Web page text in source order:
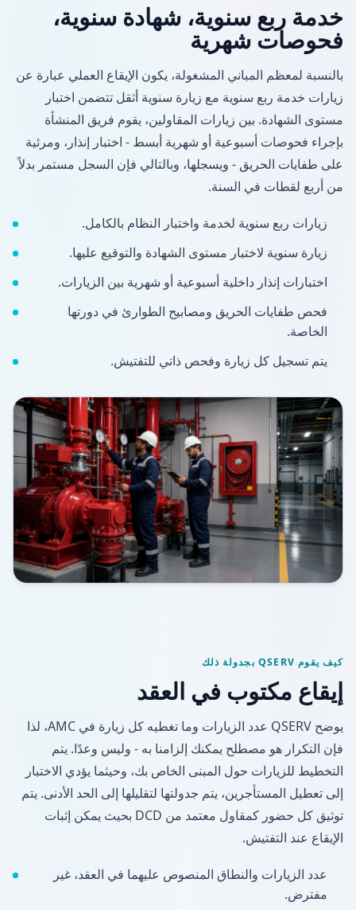
خدمة ربع سنوية، شهادة سنوية،
فحوصات شهرية
بالنسبة لمعظم المباني المشغولة، يكون الإيقاع العملي عبارة عن
زيارات خدمة ربع سنوية مع زيارة سنوية أثقل تتضمن اختبار
مستوى الشهادة. بين زيارات المقاولين، يقوم فريق المنشأة
بإجراء فحوصات أسبوعية أو شهرية أبسط - اختبار إنذار، ومرئية
على طفايات الحريق - ويسجلها، وبالتالي فإن السجل مستمر بدلاً
من أربع لقطات في السنة.
زيارات ربع سنوية لخدمة واختبار النظام بالكامل.
زيارة سنوية لاختبار مستوى الشهادة والتوقيع عليها.
اختبارات إنذار داخلية أسبوعية أو شهرية بين الزيارات.
فحص طفايات الحريق ومصابيح الطوارئ في دورتها
الخاصة.
يتم تسجيل كل زيارة وفحص ذاتي للتفتيش.
كيف يقوم QSERV بجدولة ذلك
إيقاع مكتوب في العقد
يوضح QSERV عدد الزيارات وما تغطيه كل زيارة في AMC، لذا
فإن التكرار هو مصطلح يمكنك إلزامنا به - وليس وعدًا. يتم
التخطيط للزيارات حول المبنى الخاص بك، وحيثما يؤدي الاختبار
إلى تعطيل المستأجرين، يتم جدولتها لتقليلها إلى الحد الأدنى. يتم
توثيق كل حضور كمقاول معتمد من DCD بحيث يمكن إثبات
الإيقاع عند التفتيش.
عدد الزيارات والنطاق المنصوص عليهما في العقد، غير
مفترض.